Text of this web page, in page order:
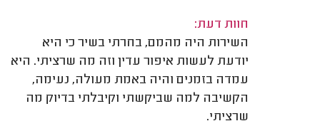
חוות דעת:
השירות היה מהמם, בחרתי בשיר כי היא
יודעת לעשות איפור עדין וזה מה שרציתי. היא
עמדה בזמנים והיה באמת מעולה, נעימה,
הקשיבה למה שביקשתי וקיבלתי בדיוק מה
שרציתי.